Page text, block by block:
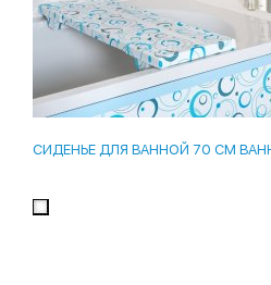
СИДЕНЬЕ ДЛЯ ВАННОЙ 70 СМ